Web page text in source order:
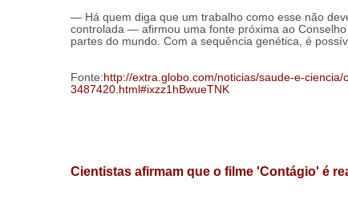
— Há quem diga que um trabalho como esse não
controlada — afirmou uma fonte próxima ao
partes do mundo. Com a sequência genética, é
Fonte:http://extra.globo.com/noticias/saude-e-
3487420.html#ixzz1hBwueTNK
Cientistas afirmam que o filme 'Contágio' é